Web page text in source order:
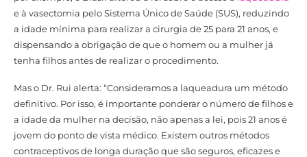
e à vasectomia pelo Sistema Único de Saúde (SUS), reduzindo
a idade mínima para realizar a cirurgia de 25 para 21 anos, e
dispensando a obrigação de que o homem ou a mulher já
tenha filhos antes de realizar o procedimento.
Mas o Dr. Rui alerta: “Consideramos a laqueadura um método
definitivo. Por isso, é importante ponderar o número de filhos e
a idade da mulher na decisão, não apenas a lei, pois 21 anos é
jovem do ponto de vista médico. Existem outros métodos
contraceptivos de longa duração que são seguros, eficazes e